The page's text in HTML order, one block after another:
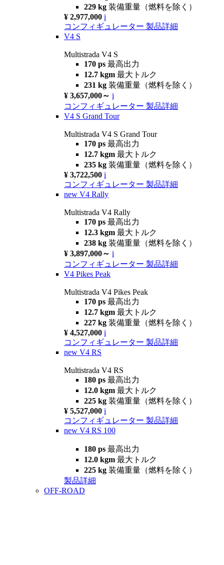
229 kg 装備重量（燃料を除く）
¥ 2,977,000 i
コンフィギュレーター 製品詳細
V4 S
Multistrada V4 S
170 ps 最高出力
12.7 kgm 最大トルク
231 kg 装備重量（燃料を除く）
¥ 3,657,000～ i
コンフィギュレーター 製品詳細
V4 S Grand Tour
Multistrada V4 S Grand Tour
170 ps 最高出力
12.7 kgm 最大トルク
235 kg 装備重量（燃料を除く）
¥ 3,722,500 i
コンフィギュレーター 製品詳細
new V4 Rally
Multistrada V4 Rally
170 ps 最高出力
12.3 kgm 最大トルク
238 kg 装備重量（燃料を除く）
¥ 3,897,000～ i
コンフィギュレーター 製品詳細
V4 Pikes Peak
Multistrada V4 Pikes Peak
170 ps 最高出力
12.7 kgm 最大トルク
227 kg 装備重量（燃料を除く）
¥ 4,527,000 i
コンフィギュレーター 製品詳細
new V4 RS
Multistrada V4 RS
180 ps 最高出力
12.0 kgm 最大トルク
225 kg 装備重量（燃料を除く）
¥ 5,527,000 i
コンフィギュレーター 製品詳細
new V4 RS 100
180 ps 最高出力
12.0 kgm 最大トルク
225 kg 装備重量（燃料を除く）
製品詳細
OFF-ROAD